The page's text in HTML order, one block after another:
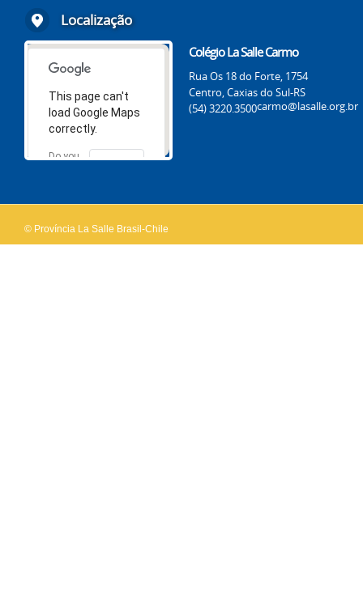
Localização
This page can't
load Google Maps
correctly.
Do you
OK
Colégio La Salle Carmo
Rua Os 18 do Forte, 1754
Centro, Caxias do Sul-RS
(54) 3220.3500carmo@lasalle.org.br
© Província La Salle Brasil-Chile